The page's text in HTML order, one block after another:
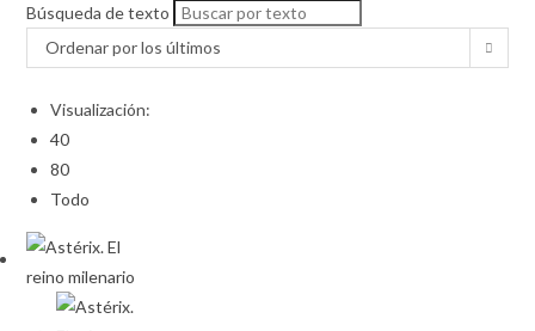
Búsqueda de texto
Ordenar por los últimos
Visualización:
40
80
Todo